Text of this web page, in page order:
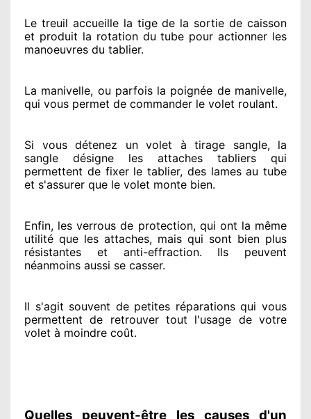
Le treuil accueille la tige de la sortie de caisson
et produit la rotation du tube pour actionner les
manoeuvres du tablier.
La manivelle, ou parfois la poignée de manivelle,
qui vous permet de commander le volet roulant.
Si vous détenez un volet à tirage sangle, la
sangle désigne les attaches tabliers qui
permettent de fixer le tablier, des lames au tube
et s'assurer que le volet monte bien.
Enfin, les verrous de protection, qui ont la même
utilité que les attaches, mais qui sont bien plus
résistantes et anti-effraction. Ils peuvent
néanmoins aussi se casser.
Il s'agit souvent de petites réparations qui vous
permettent de retrouver tout l'usage de votre
volet à moindre coût.
Quelles peuvent-être les causes d'un